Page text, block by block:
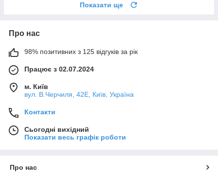
Показати ще
Про нас
98% позитивних з 125 відгуків за рік
Працює з 02.07.2024
м. Київ
вул. В.Черчиля, 42Е, Київ, Україна
Контакти
Сьогодні вихідний
Показати весь графік роботи
Про нас